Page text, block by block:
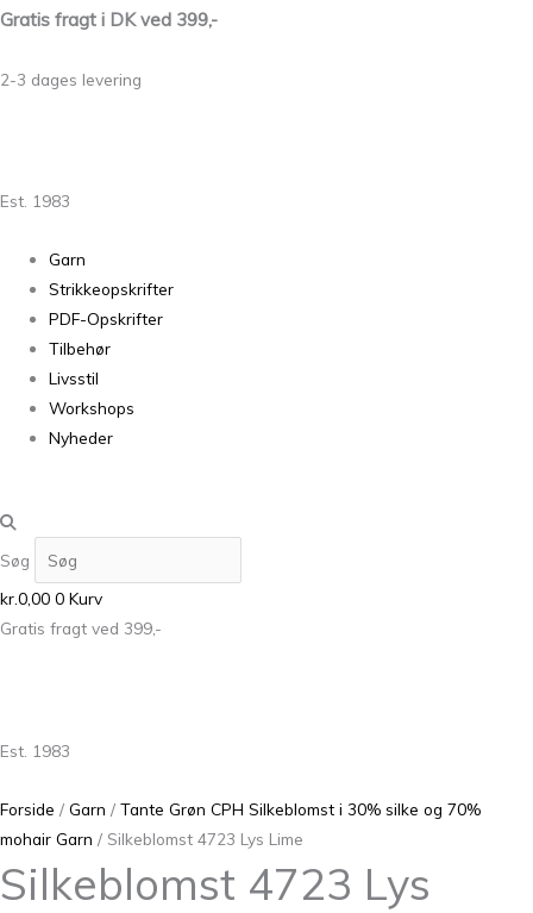
Gratis fragt i DK ved 399,-
2-3 dages levering
Est. 1983
Garn
Strikkeopskrifter
PDF-Opskrifter
Tilbehør
Livsstil
Workshops
Nyheder
Søg
kr.0,00 0 Kurv
Gratis fragt ved 399,-
Est. 1983
Forside / Garn / Tante Grøn CPH Silkeblomst i 30% silke og 70%
mohair Garn / Silkeblomst 4723 Lys Lime
Silkeblomst 4723 Lys